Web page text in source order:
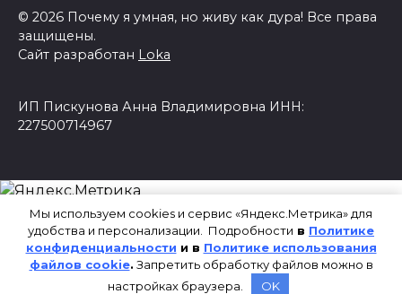
© 2026 Почему я умная, но живу как дура! Все права
защищены.
Сайт разработан Loka
ИП Пискунова Анна Владимировна ИНН:
227500714967
Мы используем cookies и сервис «Яндекс.Метрика» для
удобства и персонализации. Подробности в Политике
конфиденциальности и в Политике использования
файлов cookie. Запретить обработку файлов можно в
настройках браузера.
OK